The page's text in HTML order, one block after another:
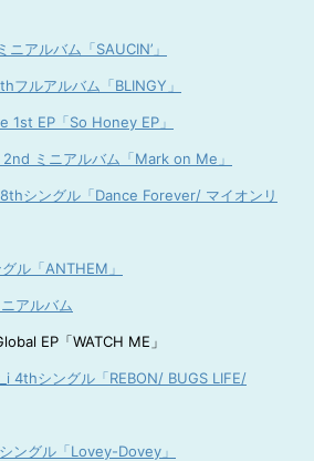
ニアルバム「SAUCIN’」
フルアルバム「BLINGY」
1st EP「So Honey EP」
2nd ミニアルバム「Mark on Me」
シングル「Dance Forever/ マイオンリ
ル「ANTHEM」
アルバム
EP「WATCH ME」
4thシングル「REBON/ BUGS LIFE/
ングル「Lovey-Dovey」